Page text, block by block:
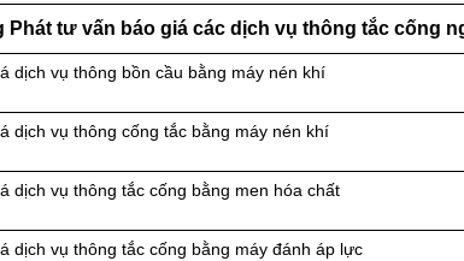
Phát tư vấn báo giá các dịch vụ thông tắc cống
dịch vụ thông bồn cầu bằng máy nén khí
dịch vụ thông cống tắc bằng máy nén khí
dịch vụ thông tắc cống bằng men hóa chất
dịch vụ thông tắc cống bằng máy đánh áp lực